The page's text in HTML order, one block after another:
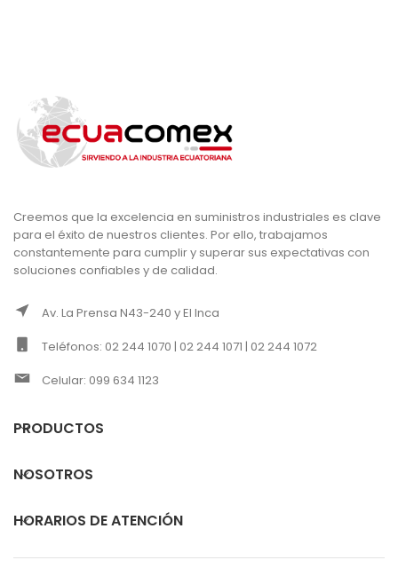
Creemos que la excelencia en suministros industriales es clave
para el éxito de nuestros clientes. Por ello, trabajamos
constantemente para cumplir y superar sus expectativas con
soluciones confiables y de calidad.
Av. La Prensa N43-240 y El Inca
Teléfonos: 02 244 1070 | 02 244 1071 | 02 244 1072
Celular: 099 634 1123
PRODUCTOS
NOSOTROS
HORARIOS DE ATENCIÓN